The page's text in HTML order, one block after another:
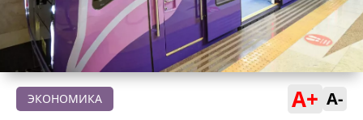
ЭКОНОМИКА A+ A-